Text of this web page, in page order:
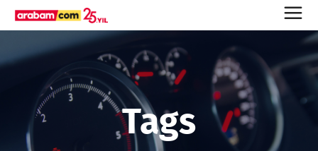
Tags